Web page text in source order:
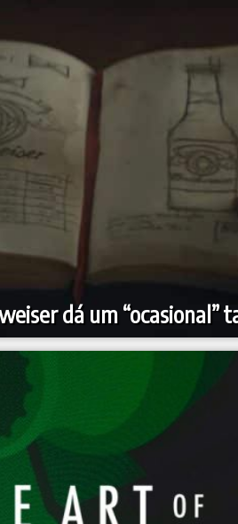
dá um “ocasional”